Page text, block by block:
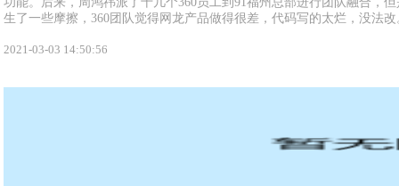
生了一些摩擦，360团队觉得网龙产品做得很差，代码写的太烂，没法
2021-03-03 14:50:56